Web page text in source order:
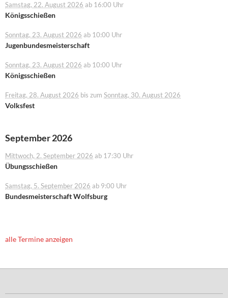
Samstag, 22. August 2026 ab 16:00 Uhr
Königsschießen
Sonntag, 23. August 2026 ab 10:00 Uhr
Jugenbundesmeisterschaft
Sonntag, 23. August 2026 ab 10:00 Uhr
Königsschießen
Freitag, 28. August 2026 bis zum Sonntag, 30. August 2026
Volksfest
September 2026
Mittwoch, 2. September 2026 ab 17:30 Uhr
Übungsschießen
Samstag, 5. September 2026 ab 9:00 Uhr
Bundesmeisterschaft Wolfsburg
alle Termine anzeigen